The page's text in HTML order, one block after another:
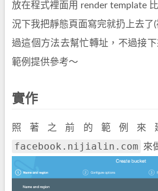
放在程式裡面用 render template
況下我把靜態頁面寫完就扔上去了
過這個方法去幫忙轉址，不過接
範例提供參考～
實作
照著之前的範例來
facebook.nijialin.com 來